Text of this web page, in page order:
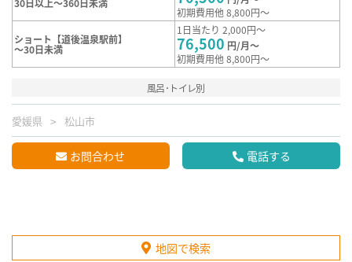
30日以上～360日未満
初期費用他 8,800円～
ショート【道後温泉駅前】
～30日未満
1日当たり 2,000円～
76,500 円/月～
初期費用他 8,800円～
風呂･トイレ別
愛媛県 松山市
お問合わせ 電話する
地図で検索